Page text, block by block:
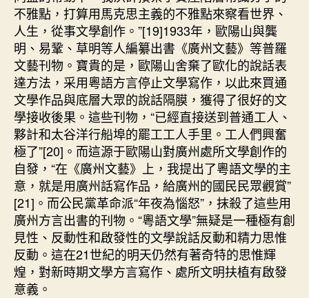
不雅點，打算用馬克思主義的不雅點來察看世界、
人生，從事文學創作。”[19]1933年，歐陽山與龔
明、易鞏、草明等人編纂出書《廣州文藝》等普羅
文藝刊物。寶貴的是，歐陽山舍棄了歐化的說話表
達方法，采用粵語方言停止文學寫作，以此來買通
文學作品與底層大眾的說話隔膜，獲得了很好的文
學接收後果。這些刊物，“已經直接送到普通工人、
夥計和太谷洋行船埠的罷工工人手里。工人們興奮
極了”[20]。而這源于歐陽山對廣州處所文學創作的
自發，“在《廣州文藝》上，我提出了粵語文學的主
意，就是用廣州話寫作品，給廣州的國民民眾觀賞”
[21]。而公民黨革命派“年夜為惱怒”，抹殺了這些用
廣州方言出書的刊物。“粵語文學”無疑是一種極有創
見性、反動性和啟發性的文學說話反動和精力思惟
反動。這在21世紀的明天仍然有著奇特的思惟輝
煌，對新時期文學方言寫作、處所文明扶植有啟發
意義。